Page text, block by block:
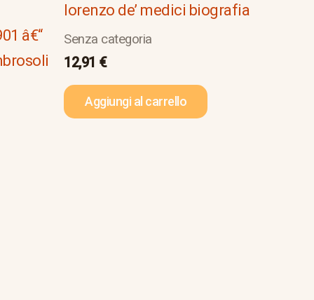
â€“
lorenzo de’ medici biografia
Senza categoria
12,91 €
Aggiungi al carrello